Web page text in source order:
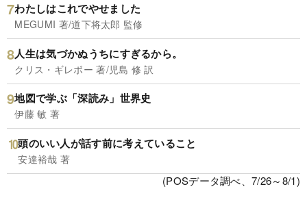
わたしはこれでやせました
MEGUMI 著/道下将太郎 監修
人生は気づかぬうちにすぎるから。
クリス・ギレボー 著/児島 修 訳
地図で学ぶ「深読み」世界史
伊藤 敏 著
頭のいい人が話す前に考えていること
安達裕哉 著
(POSデータ調べ、7/26～8/1)